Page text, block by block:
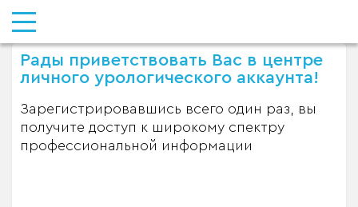
Рады приветствовать Вас в центре
личного урологического аккаунта!
Зарегистрировавшись всего один раз, вы
получите доступ к широкому спектру
профессиональной информации